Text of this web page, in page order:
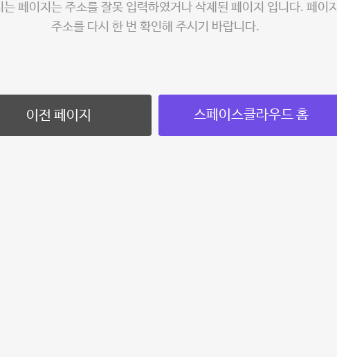
는 페이지는 주소를 잘못 입력하였거나 삭제된 페이지 입니다. 페이지
주소를 다시 한 번 확인해 주시기 바랍니다.
이전 페이지 스페이스클라우드 홈